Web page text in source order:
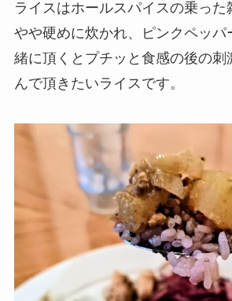
ライスはホールスパイスの乗った
やや硬めに炊かれ、ピンクペッパ
緒に頂くとプチッと食感の後の刺
んで頂きたいライスです。